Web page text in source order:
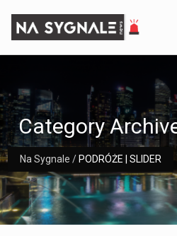
Na Sygnale / PODRÓŻE | SLIDER
Category